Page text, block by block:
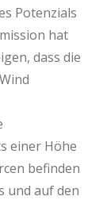
Potenzials
hat
dass die
einer Höhe
befinden
und auf den